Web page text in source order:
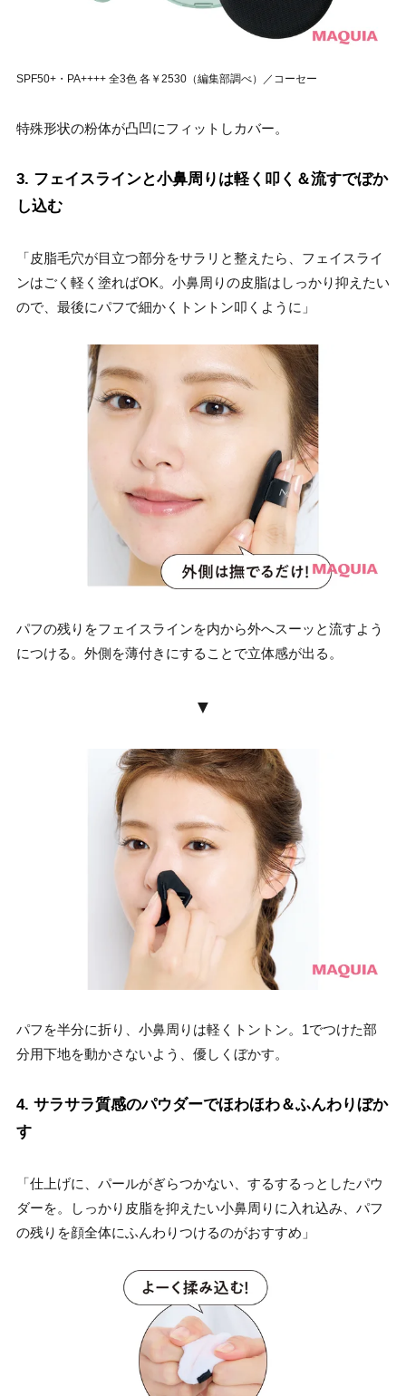
SPF50+・PA++++ 全3色 各￥2530（編集部調べ）／コーセー
特殊形状の粉体が凸凹にフィットしカバー。
3. フェイスラインと小鼻周りは軽く叩く＆流すでぼか
し込む
「皮脂毛穴が目立つ部分をサラリと整えたら、フェイスライ
ンはごく軽く塗ればOK。小鼻周りの皮脂はしっかり抑えたい
ので、最後にパフで細かくトントン叩くように」
パフの残りをフェイスラインを内から外へスーッと流すよう
につける。外側を薄付きにすることで立体感が出る。
▼
パフを半分に折り、小鼻周りは軽くトントン。1でつけた部
分用下地を動かさないよう、優しくぼかす。
4. サラサラ質感のパウダーでほわほわ＆ふんわりぼか
す
「仕上げに、パールがぎらつかない、するするっとしたパウ
ダーを。しっかり皮脂を抑えたい小鼻周りに入れ込み、パフ
の残りを顔全体にふんわりつけるのがおすすめ」